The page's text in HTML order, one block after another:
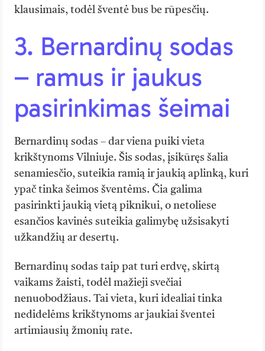
klausimais, todėl šventė bus be rūpesčių.
3. Bernardinų sodas
– ramus ir jaukus
pasirinkimas šeimai
Bernardinų sodas – dar viena puiki vieta
krikštynoms Vilniuje. Šis sodas, įsikūręs šalia
senamiesčio, suteikia ramią ir jaukią aplinką, kuri
ypač tinka šeimos šventėms. Čia galima
pasirinkti jaukią vietą piknikui, o netoliese
esančios kavinės suteikia galimybę užsisakyti
užkandžių ar desertų.
Bernardinų sodas taip pat turi erdvę, skirtą
vaikams žaisti, todėl mažieji svečiai
nenuobodžiaus. Tai vieta, kuri idealiai tinka
nedidelėms krikštynoms ar jaukiai šventei
artimiausių žmonių rate.